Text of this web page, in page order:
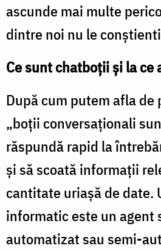
ascunde mai multe
dintre noi nu le
Ce sunt chatboții și la ce
După cum putem afla de
„boții conversaționali
răspundă rapid la
și să scoată informații
cantitate uriașă de date.
informatic este un agent
automatizat sau semi-